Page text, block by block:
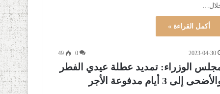
أكمل القراءة »
2023-04-30
0
49
الوزراء: تمديد عطلة عيدي الفطر
إلى 3 أيام مدفوعة الأجر